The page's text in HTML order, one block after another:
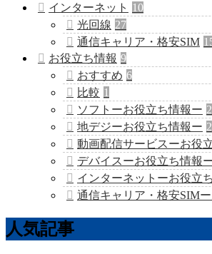
インターネット
10
光回線 27
通信キャリア・格安SIM
お役立ち情報 9
おすすめ 6
比較 1
ソフトーお役立ち情報ー
地デジーお役立ち情報ー 2
動画配信サービスーお役
デバイスーお役立ち情報
インターネットーお役立
通信キャリア・格安SIM
人気記事